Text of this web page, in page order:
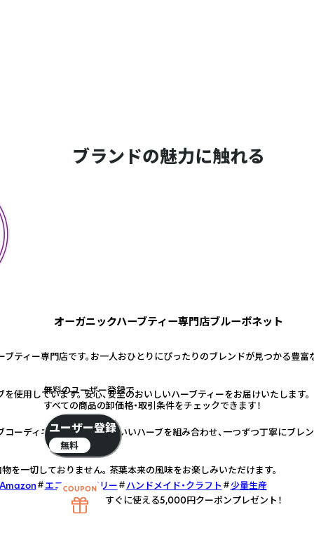
ブランドの魅力に触れる
オーガニックハーブティー専門店ブルーボネット
ティー専門店です。お一人おひとりにぴったりのブレンドが見つかる豊富
使用しています。 安心、安全のおいしいハーブティーをお届けいたします。
ーディネーターが、相性のいいハーブを組み合わせ、一つずつ丁寧にブレ
物を一切しておりません。 茶葉本来の風味をお楽しみいただけます。
エコフレンドリー ハンドメイド・クラフト 少量生産
無料のユーザー登録で
すべての商品の卸価格・取引条件をチェックできます！
ユーザー登録
無料
すぐに使える5,000円クーポンプレゼント！